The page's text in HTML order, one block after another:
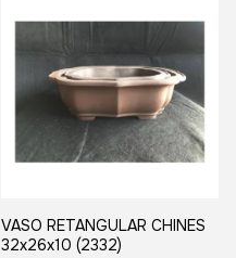
VASO RETANGULAR CHINES
32x26x10 (2332)